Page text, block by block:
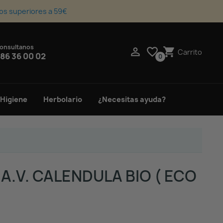
superiores a 59€
36 00 02  favorite_border0shopping_cart Carrito
Herbolario ¿Necesitas ayuda?
CALENDULA BIO ( ECO